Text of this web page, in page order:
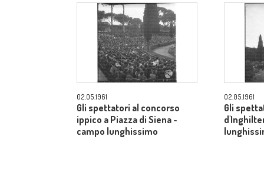
02.05.1961
Gli spettatori al concorso
ippico a Piazza di Siena -
campo lunghissimo
02.05.1961
Gli